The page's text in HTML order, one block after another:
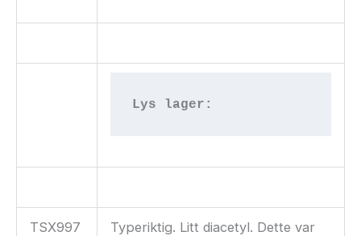
Lys lager:
TSX997
Typeriktig. Litt diacetyl. Dette var